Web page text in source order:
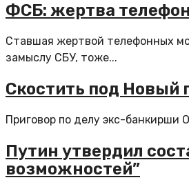
ФСБ: жертва
Ставшая жертвой телефонных
замыслу СБУ, тоже...
Скостить под Новый
Приговор по делу экс-банкирши
Путин утвердил
возможностей”